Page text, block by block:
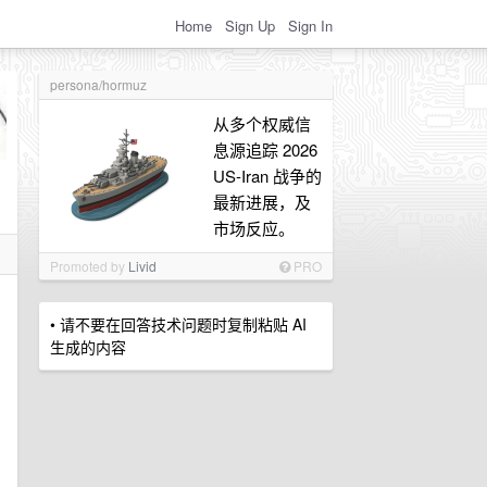
Home Sign Up Sign In
persona/hormuz
从多个权威信
息源追踪 2026
US-Iran 战争的
最新进展，及
市场反应。
Promoted by Livid PRO
• 请不要在回答技术问题时复制粘贴 AI
生成的内容